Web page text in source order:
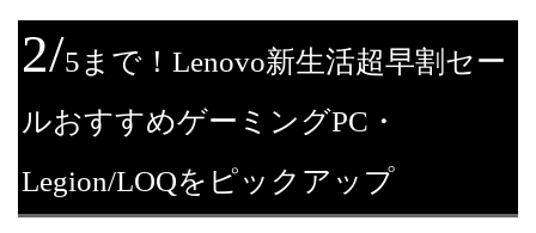
2/5まで！Lenovo新生活超早割セー
ルおすすめゲーミングPC・
Legion/LOQをピックアップ